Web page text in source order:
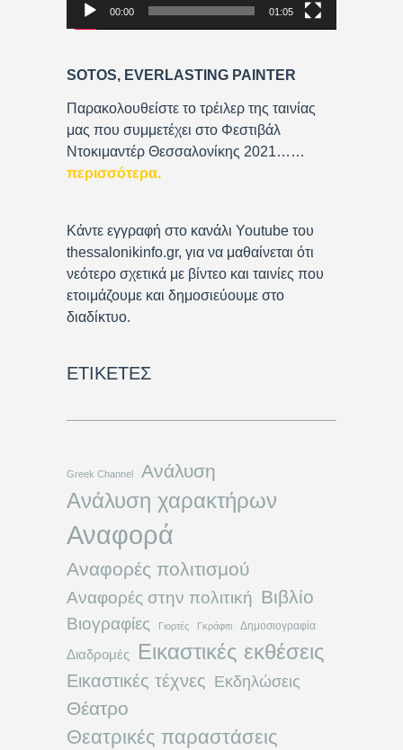
e
r
00:00 01:05
SOTOS, EVERLASTING PAINTER
Παρακολουθείστε το τρέιλερ της ταινίας
μας που συμμετέχει στο Φεστιβάλ
Ντοκιμαντέρ Θεσσαλονίκης 2021……
περισσότερα.
Κάντε εγγραφή στο κανάλι Youtube του
thessalonikinfo.gr, για να μαθαίνεται ότι
νεότερο σχετικά με βίντεο και ταινίες που
ετοιμάζουμε και δημοσιεύουμε στο
διαδίκτυο.
ΕΤΙΚΈΤΕΣ
Greek Channel Ανάλυση
Ανάλυση χαρακτήρων
Αναφορά
Αναφορές πολιτισμού
Αναφορές στην πολιτική Βιβλίο
Βιογραφίες Γιορτές Γκράφιτι Δημοσιογραφία
Διαδρομές Εικαστικές εκθέσεις
Εικαστικές τέχνες Εκδηλώσεις
Θέατρο
Θεατρικές παραστάσεις